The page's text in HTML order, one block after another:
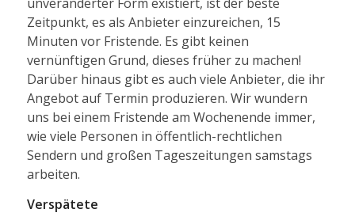
Zeitpunkt, es als Anbieter einzureichen, 15
Minuten vor Fristende. Es gibt keinen
vernünftigen Grund, dieses früher zu machen!
Darüber hinaus gibt es auch viele Anbieter, die ihr
Angebot auf Termin produzieren. Wir wundern
uns bei einem Fristende am Wochenende immer,
wie viele Personen in öffentlich-rechtlichen
Sendern und großen Tageszeitungen samstags
arbeiten.
Verspätete